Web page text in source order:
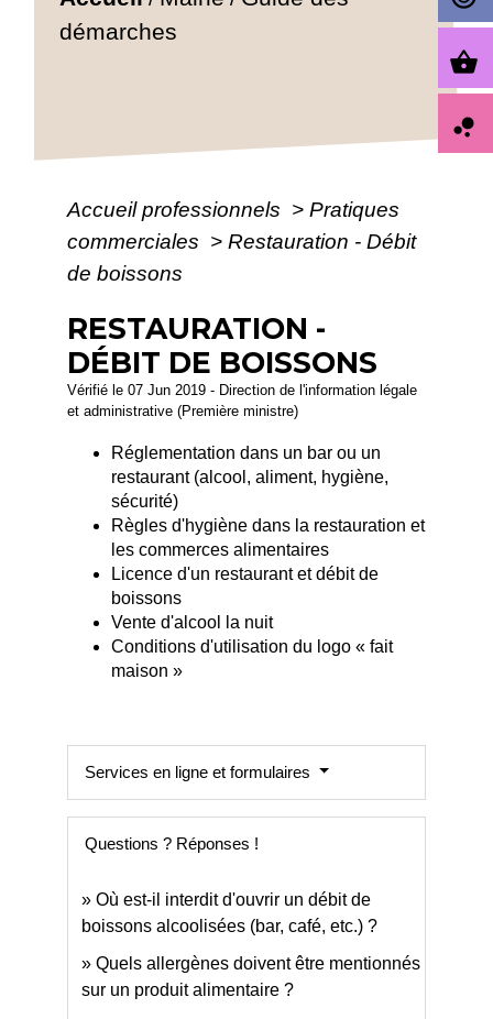
démarches
Accueil professionnels > Pratiques
commerciales > Restauration - Débit
de boissons
RESTAURATION -
DÉBIT DE BOISSONS
Vérifié le 07 Jun 2019 - Direction de l'information légale
et administrative (Première ministre)
Réglementation dans un bar ou un
restaurant (alcool, aliment, hygiène,
sécurité)
Règles d'hygiène dans la restauration et
les commerces alimentaires
Licence d'un restaurant et débit de
boissons
Vente d'alcool la nuit
Conditions d'utilisation du logo « fait
maison »
Services en ligne et formulaires
Questions ? Réponses !
Où est-il interdit d'ouvrir un débit de
boissons alcoolisées (bar, café, etc.) ?
Quels allergènes doivent être mentionnés
sur un produit alimentaire ?
shopping_basket
bubble_chart